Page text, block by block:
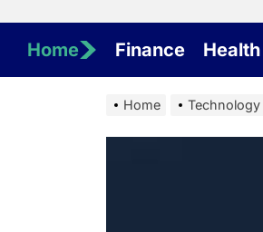
Home Finance Health
Home Technology